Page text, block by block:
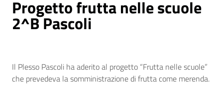
Progetto frutta nelle scuole
2^B Pascoli
Il Plesso Pascoli ha aderito al progetto “Frutta nelle scuole”
che prevedeva la somministrazione di frutta come merenda.